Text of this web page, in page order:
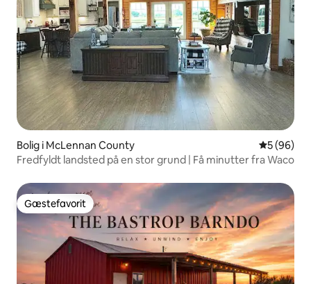
Bolig i McLennan County 5 ud af 5 i
5 (96)
Fredfyldt landsted på en stor grund | Få minutter fra Waco
Gæstefavorit
Gæstefavorit